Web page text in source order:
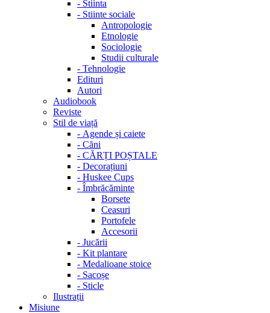
- Stiinta
- Stiinte sociale
Antropologie
Etnologie
Sociologie
Studii culturale
- Tehnologie
Edituri
Autori
Audiobook
Reviste
Stil de viață
- Agende și caiete
- Căni
- CĂRȚI POȘTALE
- Decorațiuni
- Huskee Cups
- Îmbrăcăminte
Borsete
Ceasuri
Portofele
Accesorii
- Jucării
- Kit plantare
- Medalioane stoice
- Sacoșe
- Sticle
Ilustrații
Misiune